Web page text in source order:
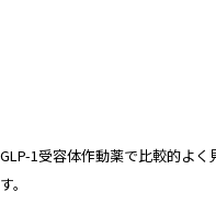
GLP-1受容体作動薬で比較的よ
す。